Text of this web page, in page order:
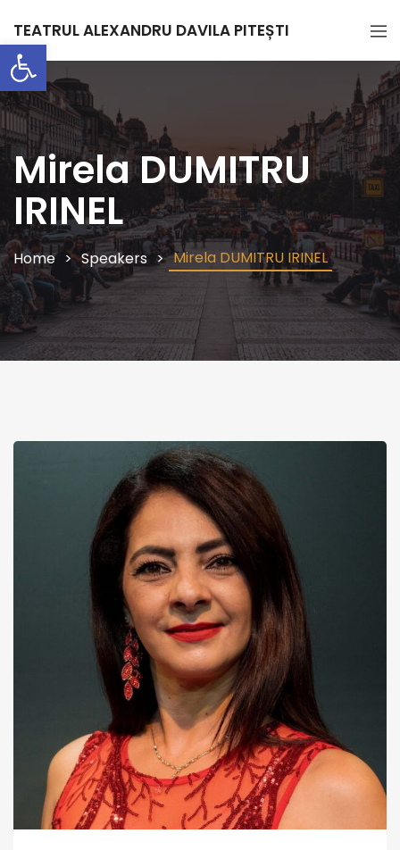
Deschide bara de unelte
TEATRUL ALEXANDRU DAVILA PITEȘTI
Mirela DUMITRU
IRINEL
Home Speakers Mirela DUMITRU IRINEL